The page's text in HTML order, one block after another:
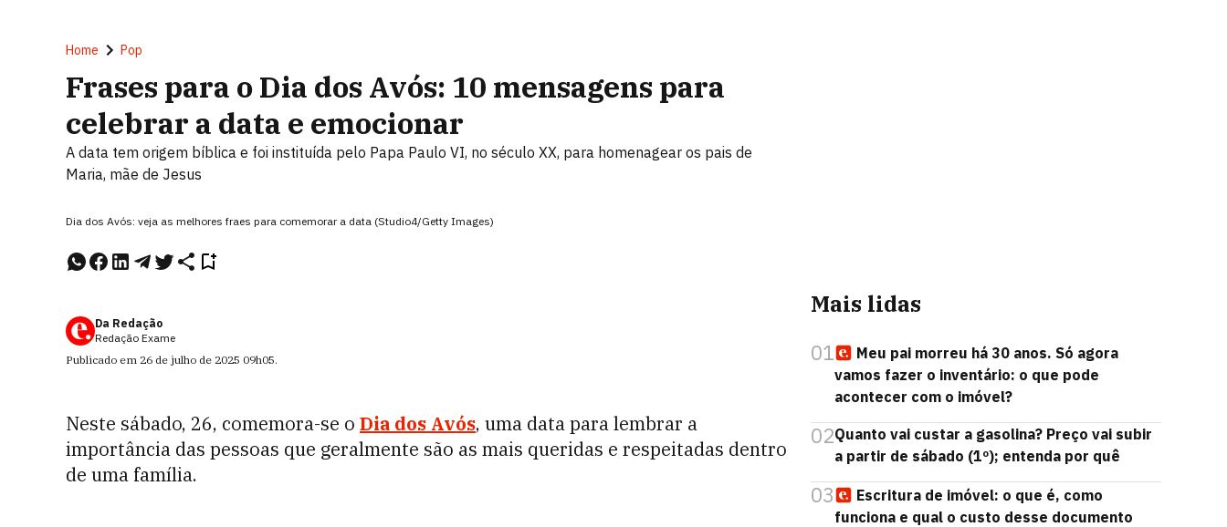
Home Pop
Frases para o Dia dos Avós: 10 mensagens para
celebrar a data e emocionar
A data tem origem bíblica e foi instituída pelo Papa Paulo VI, no século XX, para homenagear os pais de
Maria, mãe de Jesus
Dia dos Avós: veja as melhores fraes para comemorar a data (Studio4/Getty Images)
Da Redação
Redação Exame
Publicado em 26 de julho de 2025 09h05.
Neste sábado, 26, comemora-se o Dia dos Avós, uma data para lembrar a
importância das pessoas que geralmente são as mais queridas e respeitadas dentro
de uma família.
Mais lidas
01
Meu pai morreu há 30 anos. Só agora
vamos fazer o inventário: o que pode
acontecer com o imóvel?
02Quanto vai custar a gasolina? Preço vai subir
a partir de sábado (1º); entenda por quê
03
Escritura de imóvel: o que é, como
funciona e qual o custo desse documento